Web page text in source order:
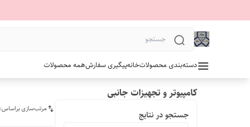
دسته‌بندی محصولاتخانهپیگیری سفارشهمه محصولات
کامپیوتر و تجهیزات جانبی
جستجو در نتایج
مرتب‌سازی براساس: